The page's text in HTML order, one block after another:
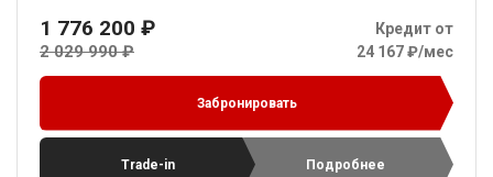
1 776 200 ₽
2 029 990 ₽
Кредит от
24 167 ₽/мес
Забронировать
Trade-in Подробнее